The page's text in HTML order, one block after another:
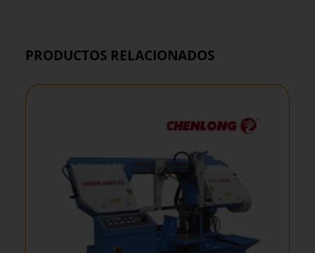
PRODUCTOS RELACIONADOS